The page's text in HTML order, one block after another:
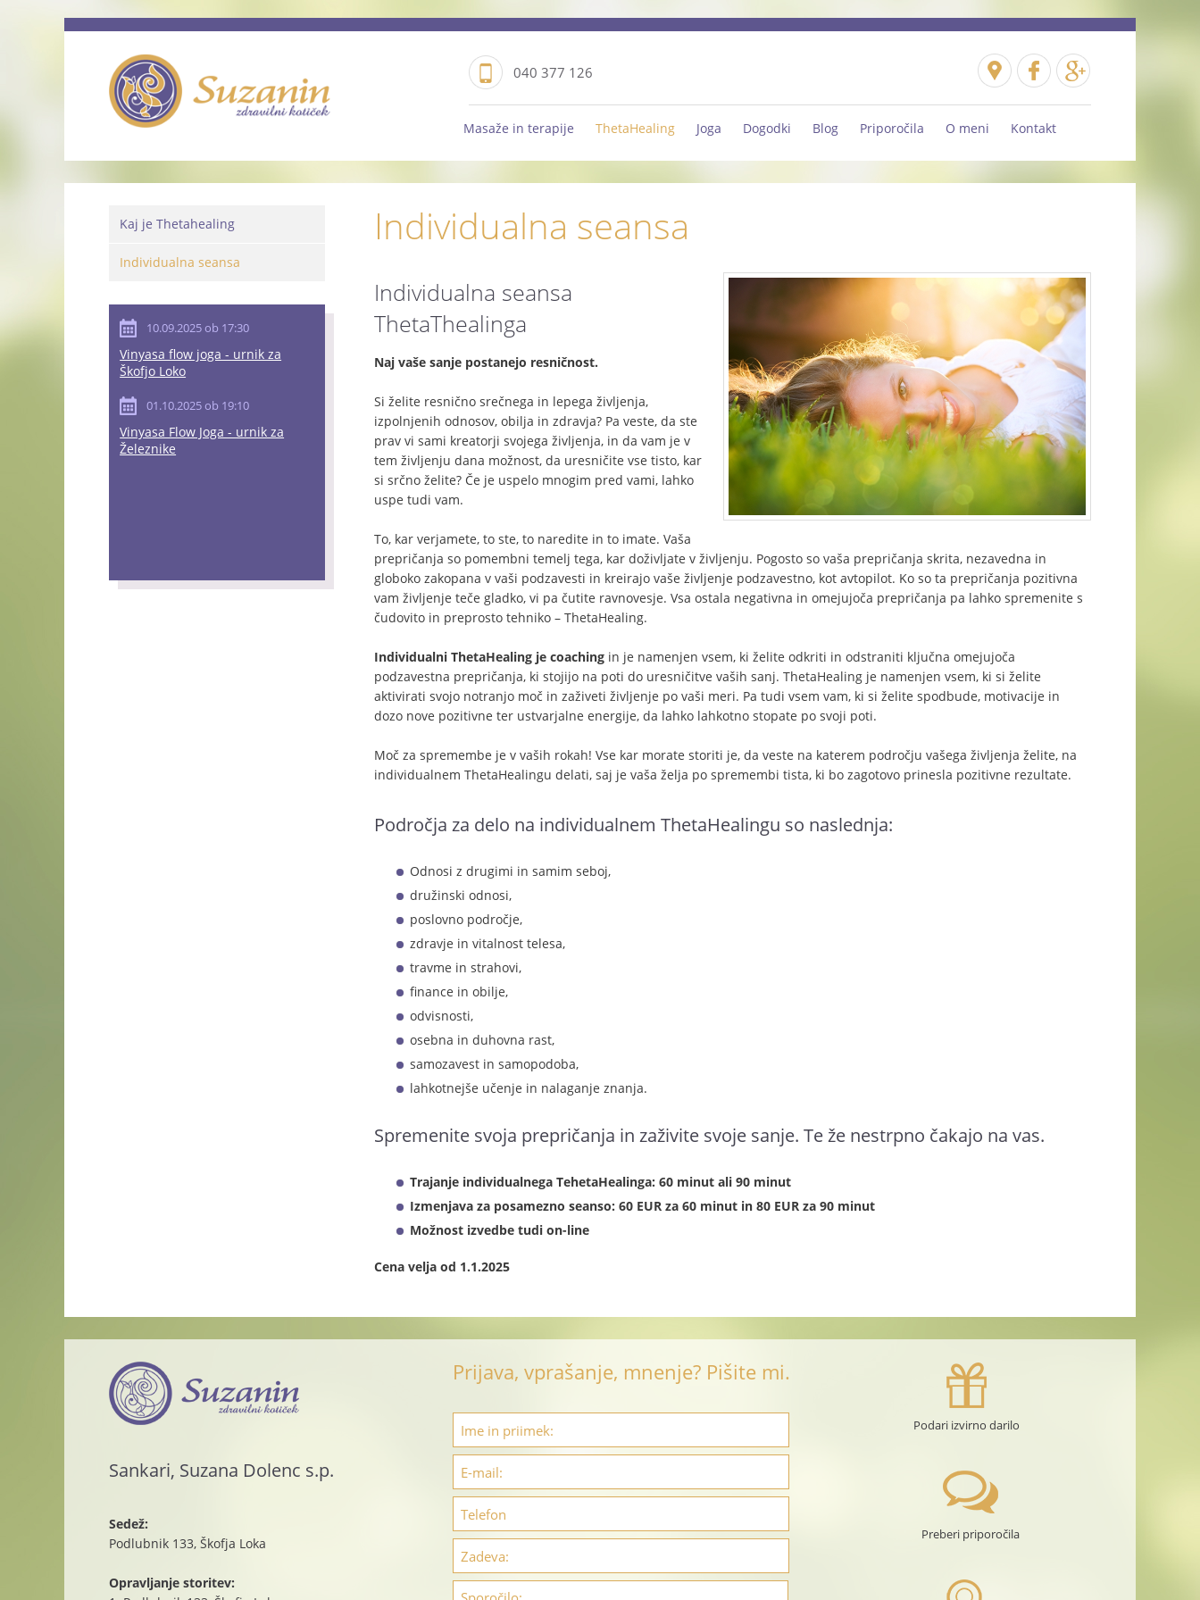
040 377 126
Masaže in terapije ThetaHealing Joga Dogodki Blog Priporočila O meni Kontakt
Individualna seansa
Individualna seansa
ThetaThealinga
Naj vaše sanje postanejo resničnost.
Si želite resnično srečnega in lepega življenja,
izpolnjenih odnosov, obilja in zdravja? Pa veste, da ste
prav vi sami kreatorji svojega življenja, in da vam je v
tem življenju dana možnost, da uresničite vse tisto, kar
si srčno želite? Če je uspelo mnogim pred vami, lahko
uspe tudi vam.
To, kar verjamete, to ste, to naredite in to imate. Vaša
prepričanja so pomembni temelj tega, kar doživljate v življenju. Pogosto so vaša prepričanja skrita, nezavedna in
globoko zakopana v vaši podzavesti in kreirajo vaše življenje podzavestno, kot avtopilot. Ko so ta prepričanja pozitivna
vam življenje teče gladko, vi pa čutite ravnovesje. Vsa ostala negativna in omejujoča prepričanja pa lahko spremenite s
čudovito in preprosto tehniko – ThetaHealing.
Individualni ThetaHealing je coaching in je namenjen vsem, ki želite odkriti in odstraniti ključna omejujoča
podzavestna prepričanja, ki stojijo na poti do uresničitve vaših sanj. ThetaHealing je namenjen vsem, ki si želite
aktivirati svojo notranjo moč in zaživeti življenje po vaši meri. Pa tudi vsem vam, ki si želite spodbude, motivacije in
dozo nove pozitivne ter ustvarjalne energije, da lahko lahkotno stopate po svoji poti.
Moč za spremembe je v vaših rokah! Vse kar morate storiti je, da veste na katerem področju vašega življenja želite, na
individualnem ThetaHealingu delati, saj je vaša želja po spremembi tista, ki bo zagotovo prinesla pozitivne rezultate.
Področja za delo na individualnem ThetaHealingu so naslednja:
Odnosi z drugimi in samim seboj,
družinski odnosi,
poslovno področje,
zdravje in vitalnost telesa,
travme in strahovi,
finance in obilje,
odvisnosti,
osebna in duhovna rast,
samozavest in samopodoba,
lahkotnejše učenje in nalaganje znanja.
Spremenite svoja prepričanja in zaživite svoje sanje. Te že nestrpno čakajo na vas.
Trajanje individualnega TehetaHealinga: 60 minut ali 90 minut
Izmenjava za posamezno seanso: 60 EUR za 60 minut in 80 EUR za 90 minut
Možnost izvedbe tudi on-line
Cena velja od 1.1.2025
Kaj je Thetahealing
Individualna seansa
10.09.2025 ob 17:30
Vinyasa flow joga - urnik za
Škofjo Loko
01.10.2025 ob 19:10
Vinyasa Flow Joga - urnik za
Železnike
Sankari, Suzana Dolenc s.p.
Sedež:
Podlubnik 133, Škofja Loka
Opravljanje storitev:
Prijava, vprašanje, mnenje? Pišite mi.
Podari izvirno darilo
Preberi priporočila